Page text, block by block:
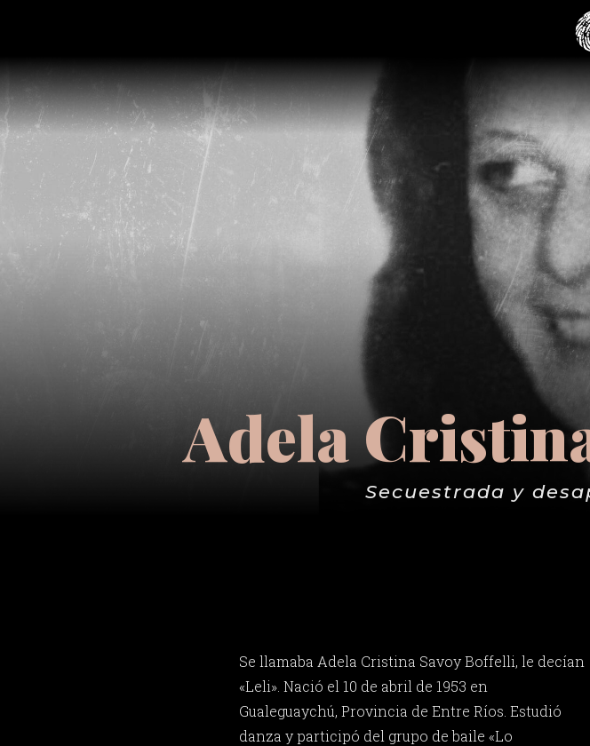
Adela
Secuestrada y
Se llamaba Adela Cristina Savoy Boffelli, le decían
«Leli». Nació el 10 de abril de 1953 en
Gualeguaychú, Provincia de Entre Ríos. Estudió
danza y participó del grupo de baile «Lo